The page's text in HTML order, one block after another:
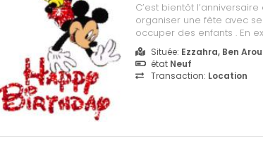
C’est bientôt
organiser une fête avec
occuper des enfants . En
pourtant des jeux simples
jeunes. Quelles activités
Découvrez nos 15 id...
Située: Ezzahra, Ben
état Neuf
Transaction: Location